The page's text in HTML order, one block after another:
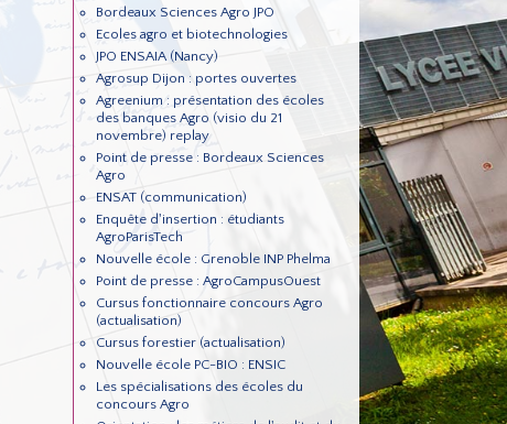
Bordeaux Sciences Agro JPO
Ecoles agro et biotechnologies
JPO ENSAIA (Nancy)
Agrosup Dijon : portes ouvertes
Agreenium : présentation des écoles
des banques Agro (visio du 21
novembre) replay
Point de presse : Bordeaux Sciences
Agro
ENSAT (communication)
Enquête d'insertion : étudiants
AgroParisTech
Nouvelle école : Grenoble INP Phelma
Point de presse : AgroCampusOuest
Cursus fonctionnaire concours Agro
(actualisation)
Cursus forestier (actualisation)
Nouvelle école PC-BIO : ENSIC
Les spécialisations des écoles du
concours Agro